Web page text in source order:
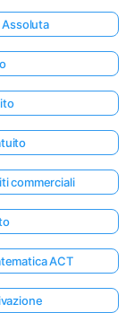
commerciali
ACT